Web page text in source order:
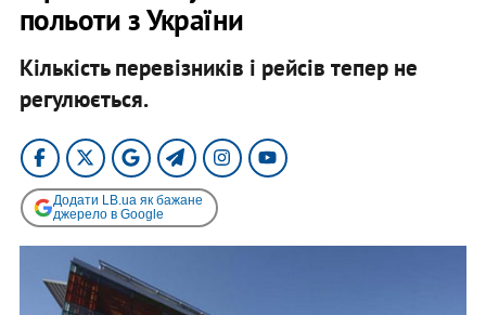
польоти з України
Кількість перевізників і рейсів тепер не
регулюється.
Додати LB.ua як бажане
джерело в Google